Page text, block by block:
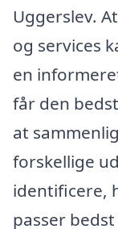
Uggerslev.
og services
en
får den
at
forskellige
identificere,
passer